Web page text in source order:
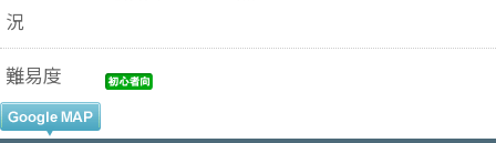
況
難易度